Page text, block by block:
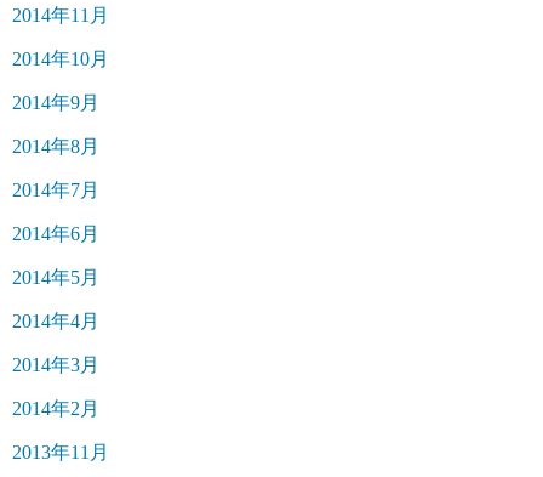
2014年11月
2014年10月
2014年9月
2014年8月
2014年7月
2014年6月
2014年5月
2014年4月
2014年3月
2014年2月
2013年11月